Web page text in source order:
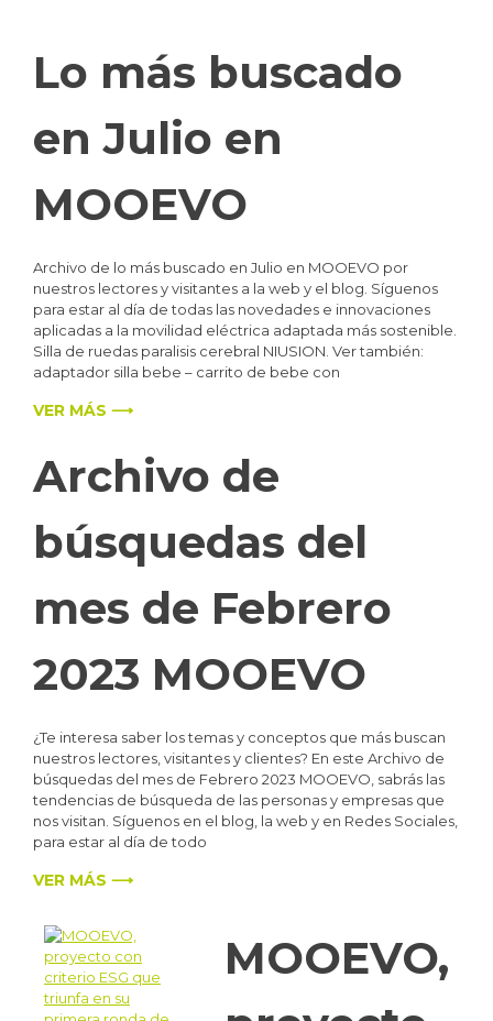
Lo más buscado
en Julio en
MOOEVO
Archivo de lo más buscado en Julio en MOOEVO por
nuestros lectores y visitantes a la web y el blog. Síguenos
para estar al día de todas las novedades e innovaciones
aplicadas a la movilidad eléctrica adaptada más sostenible.
Silla de ruedas paralisis cerebral NIUSION. Ver también:
adaptador silla bebe – carrito de bebe con
VER MÁS ⟶
Archivo de
búsquedas del
mes de Febrero
2023 MOOEVO
¿Te interesa saber los temas y conceptos que más buscan
nuestros lectores, visitantes y clientes? En este Archivo de
búsquedas del mes de Febrero 2023 MOOEVO, sabrás las
tendencias de búsqueda de las personas y empresas que
nos visitan. Síguenos en el blog, la web y en Redes Sociales,
para estar al día de todo
VER MÁS ⟶
MOOEVO,